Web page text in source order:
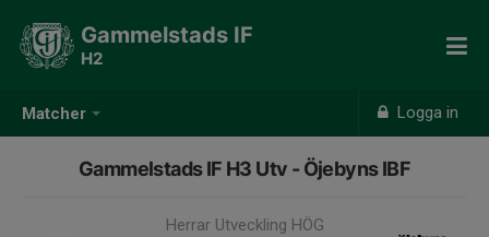
Matcher Logga in
Gammelstads IF
H2
Gammelstads IF H3 Utv - Öjebyns IBF
Herrar Utveckling HÖG